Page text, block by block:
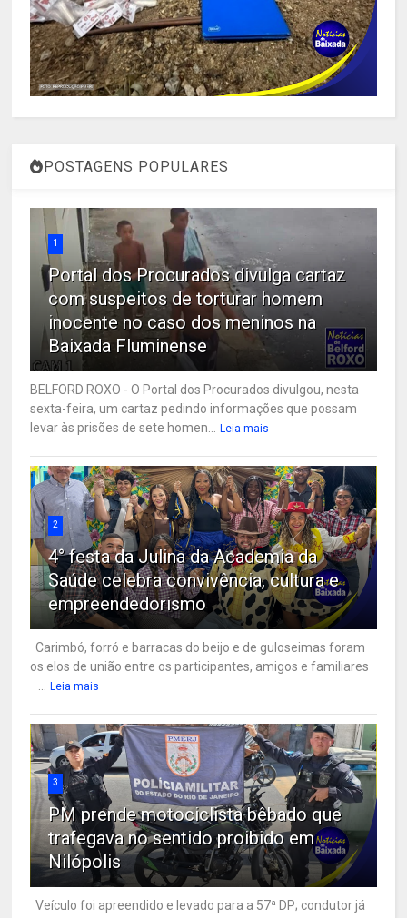
POSTAGENS POPULARES
1
Portal dos Procurados divulga cartaz
com suspeitos de torturar homem
inocente no caso dos meninos na
Baixada Fluminense
BELFORD ROXO - O Portal dos Procurados divulgou, nesta
sexta-feira, um cartaz pedindo informações que possam
levar às prisões de sete homen...
Leia mais
2
4° festa da Julina da Academia da
Saúde celebra convivência, cultura e
empreendedorismo
Carimbó, forró e barracas do beijo e de guloseimas foram
os elos de união entre os participantes, amigos e familiares
Leia mais
3
PM prende motociclista bêbado que
trafegava no sentido proibido em
Nilópolis
Veículo foi apreendido e levado para a 57ª DP; condutor já